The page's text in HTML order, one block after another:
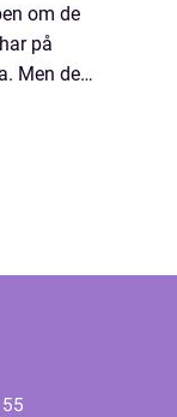
om de
på
Men det